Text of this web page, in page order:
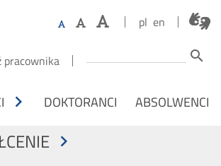
pl en
pracownika search
chevron_right DOKTORANCI ABSOLWENCI
chevron_right